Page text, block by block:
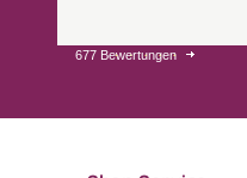
27.07.26
677 Bewertungen